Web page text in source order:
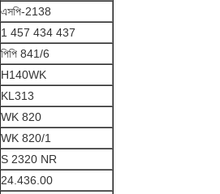
এসপি-2138
1 457 434 437
পিপি 841/6
H140WK
KL313
WK 820
WK 820/1
S 2320 NR
24.436.00